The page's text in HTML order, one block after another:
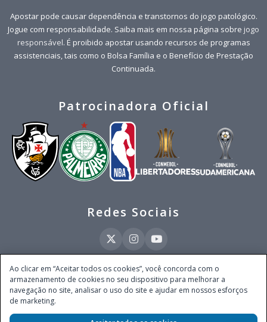
Apostar pode causar dependência e transtornos do jogo patológico.
Jogue com responsabilidade. Saiba mais em nossa página sobre jogo
responsável. É proibido apostar usando recursos de programas
assistenciais, tais como o Bolsa Família e o Benefício de Prestação
Continuada.
Patrocinadora Oficial
Redes Sociais
Este site é operado pela Ventmear Brasil LTDA (CNPJ 52.868.380/0001-84), com
endereço na Avenida Brigadeiro Faria Lima, nº 4.055, 3º andar, Itaim Bibi, no
Município de São Paulo, Estado de São Paulo, CEP 04538-133, Brasil - empresa
Ao clicar em “Aceitar todos os cookies”, você concorda com o
armazenamento de cookies no seu dispositivo para melhorar a
navegação no site, analisar o uso do site e ajudar em nossos esforços
de marketing.